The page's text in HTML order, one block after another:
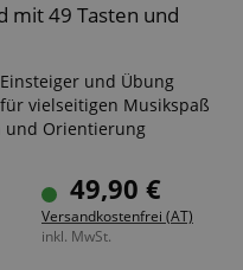
mit 49 Tasten und
und Übung
vielseitigen Musikspaß
und Orientierung
Notenhalter
Spielen
Design
49,90 €
Versandkostenfrei (AT)
inkl. MwSt.